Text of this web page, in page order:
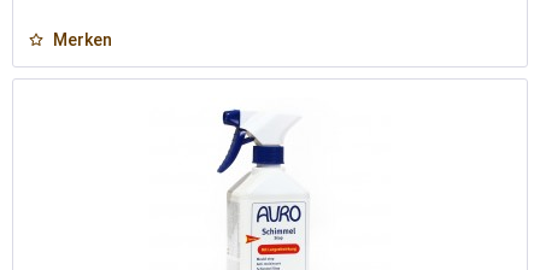
Merken